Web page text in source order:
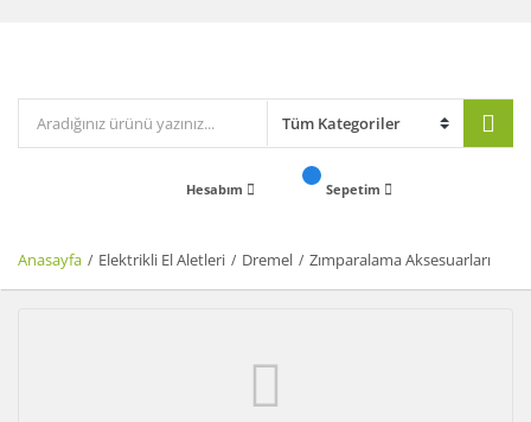
Hesabım Sepetim
Anasayfa Elektrikli El Aletleri Dremel Zımparalama Aksesuarları